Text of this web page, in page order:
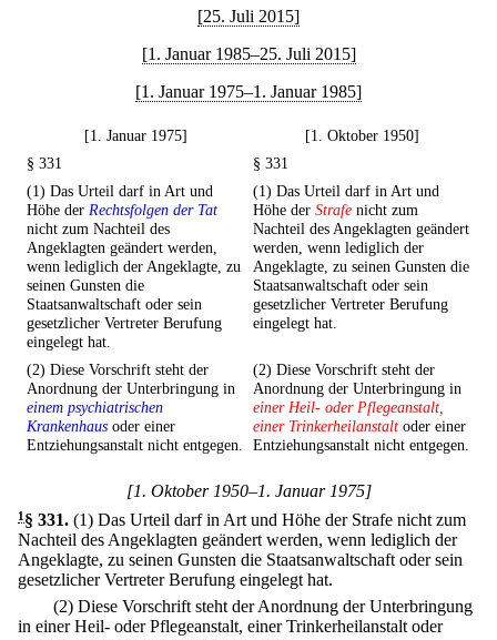
[25. Juli 2015]
[1. Januar 1985–25. Juli 2015]
[1. Januar 1975–1. Januar 1985]
[1. Januar 1975]
[1. Oktober 1950]
§ 331
§ 331
(1) Das Urteil darf in Art und
Höhe der Rechtsfolgen der Tat
nicht zum Nachteil des
Angeklagten geändert werden,
wenn lediglich der Angeklagte, zu
seinen Gunsten die
Staatsanwaltschaft oder sein
gesetzlicher Vertreter Berufung
eingelegt hat.
(1) Das Urteil darf in Art und
Höhe der Strafe nicht zum
Nachteil des Angeklagten geändert
werden, wenn lediglich der
Angeklagte, zu seinen Gunsten die
Staatsanwaltschaft oder sein
gesetzlicher Vertreter Berufung
eingelegt hat.
(2) Diese Vorschrift steht der
Anordnung der Unterbringung in
einem psychiatrischen
Krankenhaus oder einer
Entziehungsanstalt nicht entgegen.
(2) Diese Vorschrift steht der
Anordnung der Unterbringung in
einer Heil- oder Pflegeanstalt,
einer Trinkerheilanstalt oder einer
Entziehungsanstalt nicht entgegen.
[1. Oktober 1950–1. Januar 1975]
1§ 331. (1) Das Urteil darf in Art und Höhe der Strafe nicht zum
Nachteil des Angeklagten geändert werden, wenn lediglich der
Angeklagte, zu seinen Gunsten die Staatsanwaltschaft oder sein
gesetzlicher Vertreter Berufung eingelegt hat.
(2) Diese Vorschrift steht der Anordnung der Unterbringung
in einer Heil- oder Pflegeanstalt, einer Trinkerheilanstalt oder